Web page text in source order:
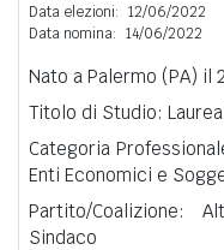
Data elezioni: 12/06/2022
Data nomina: 14/06/2022
Nato a Palermo (PA) il
Titolo di Studio:
Categoria
Enti Economici e
Partito/Coalizione:
Sindaco